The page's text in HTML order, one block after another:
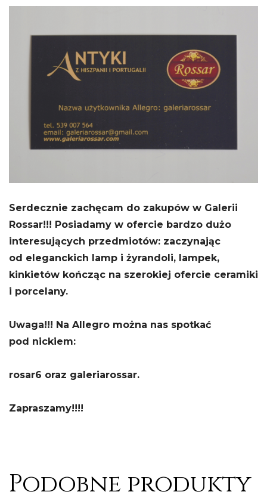
Serdecznie zachęcam do zakupów w Galerii
Rossar!!! Posiadamy w ofercie bardzo dużo
interesujących przedmiotów: zaczynając
od eleganckich lamp i żyrandoli, lampek,
kinkietów kończąc na szerokiej ofercie ceramiki
i porcelany.
Uwaga!!! Na Allegro można nas spotkać
pod nickiem:
rosar6 oraz galeriarossar.
Zapraszamy!!!!
Podobne produkty